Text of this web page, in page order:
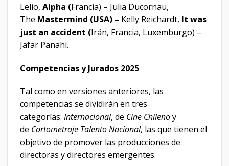
Lelio, Alpha (Francia) – Julia Ducornau,
The Mastermind (USA) – Kelly Reichardt, It was
just an accident (Irán, Francia, Luxemburgo) –
Jafar Panahi.
Competencias y Jurados 2025
Tal como en versiones anteriores, las
competencias se dividirán en tres
categorías: Internacional, de Cine Chilenoy
de Cortometraje Talento Nacional, las que tienen el
objetivo de promover las producciones de
directoras y directores emergentes.